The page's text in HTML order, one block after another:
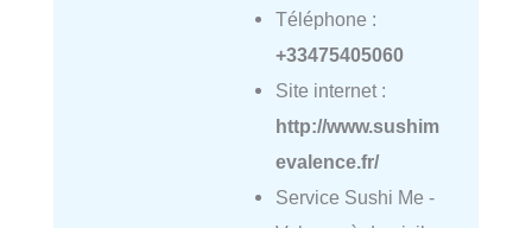
Téléphone :
+33475405060
Site internet :
http://www.sushim
evalence.fr/
Service Sushi Me -